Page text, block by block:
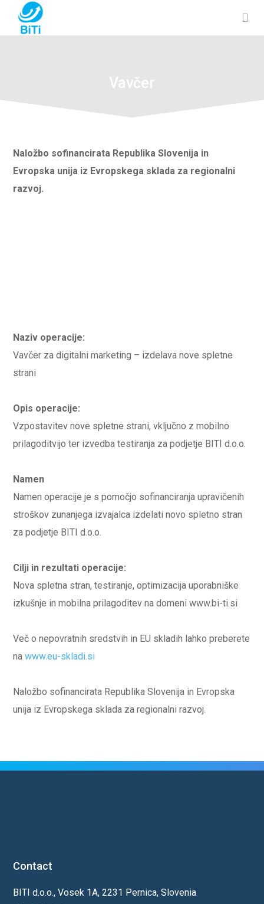
Vavčer
Naložbo sofinancirata Republika Slovenija in
Evropska unija iz Evropskega sklada za regionalni
razvoj.
Naziv operacije:
Vavčer za digitalni marketing – izdelava nove spletne
strani
Opis operacije:
Vzpostavitev nove spletne strani, vključno z mobilno
prilagoditvijo ter izvedba testiranja za podjetje BITI d.o.o.
Namen
Namen operacije je s pomočjo sofinanciranja upravičenih
stroškov zunanjega izvajalca izdelati novo spletno stran
za podjetje BITI d.o.o.
Cilji in rezultati operacije:
Nova spletna stran, testiranje, optimizacija uporabniške
izkušnje in mobilna prilagoditev na domeni www.bi-ti.si
Več o nepovratnih sredstvih in EU skladih lahko preberete
nawww.eu-skladi.si
Naložbo sofinancirata Republika Slovenija in Evropska
unija iz Evropskega sklada za regionalni razvoj.
Contact
BITI d.o.o., Vosek 1A, 2231 Pernica, Slovenia